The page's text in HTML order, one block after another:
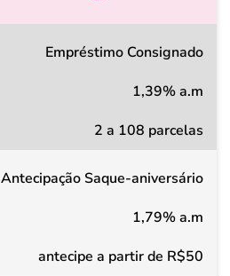
Empréstimo Consignado
1,39% a.m
2 a 108 parcelas
Antecipação Saque-aniversário
1,79% a.m
antecipe a partir de R$50